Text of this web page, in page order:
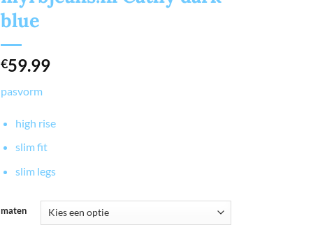
blue
€59.99
pasvorm
high rise
slim fit
slim legs
maten